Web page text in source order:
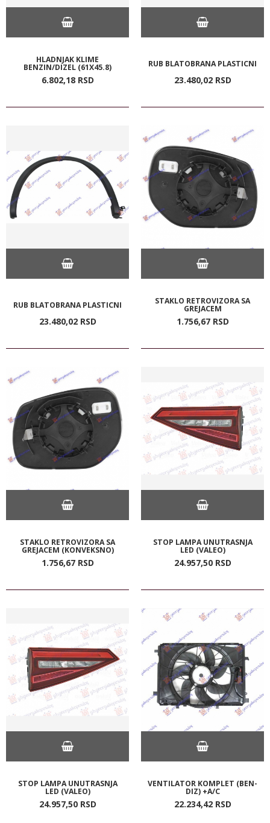
HLADNJAK KLIME
BENZIN/DIZEL (61X45.8)
6.802,18 RSD
RUB BLATOBRANA PLASTICNI
23.480,02 RSD
RUB BLATOBRANA PLASTICNI
23.480,02 RSD
STAKLO RETROVIZORA SA
GREJACEM
1.756,67 RSD
STAKLO RETROVIZORA SA
GREJACEM (KONVEKSNO)
1.756,67 RSD
STOP LAMPA UNUTRASNJA
LED (VALEO)
24.957,50 RSD
STOP LAMPA UNUTRASNJA
LED (VALEO)
24.957,50 RSD
VENTILATOR KOMPLET (BEN-
DIZ) +A/C
22.234,42 RSD